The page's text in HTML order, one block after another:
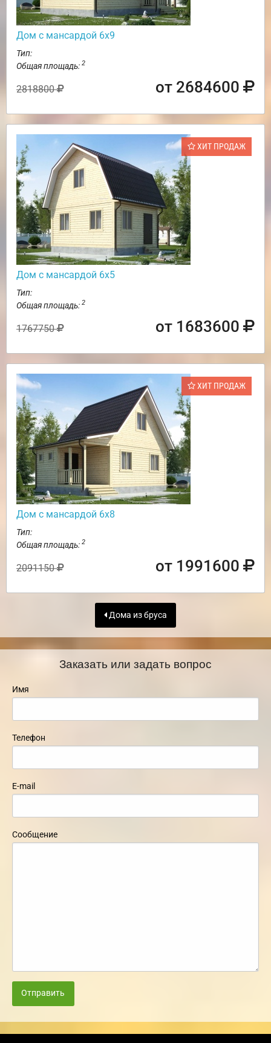
Дом с мансардой 6х9
Тип:
Общая площадь: 2
2818800 от 2684600
ХИТ ПРОДАЖ
Дом с мансардой 6х5
Тип:
Общая площадь: 2
1767750 от 1683600
ХИТ ПРОДАЖ
Дом с мансардой 6х8
Тип:
Общая площадь: 2
2091150 от 1991600
Дома из бруса
Заказать или задать вопрос
Имя
Телефон
E-mail
Сообщение
Отправить